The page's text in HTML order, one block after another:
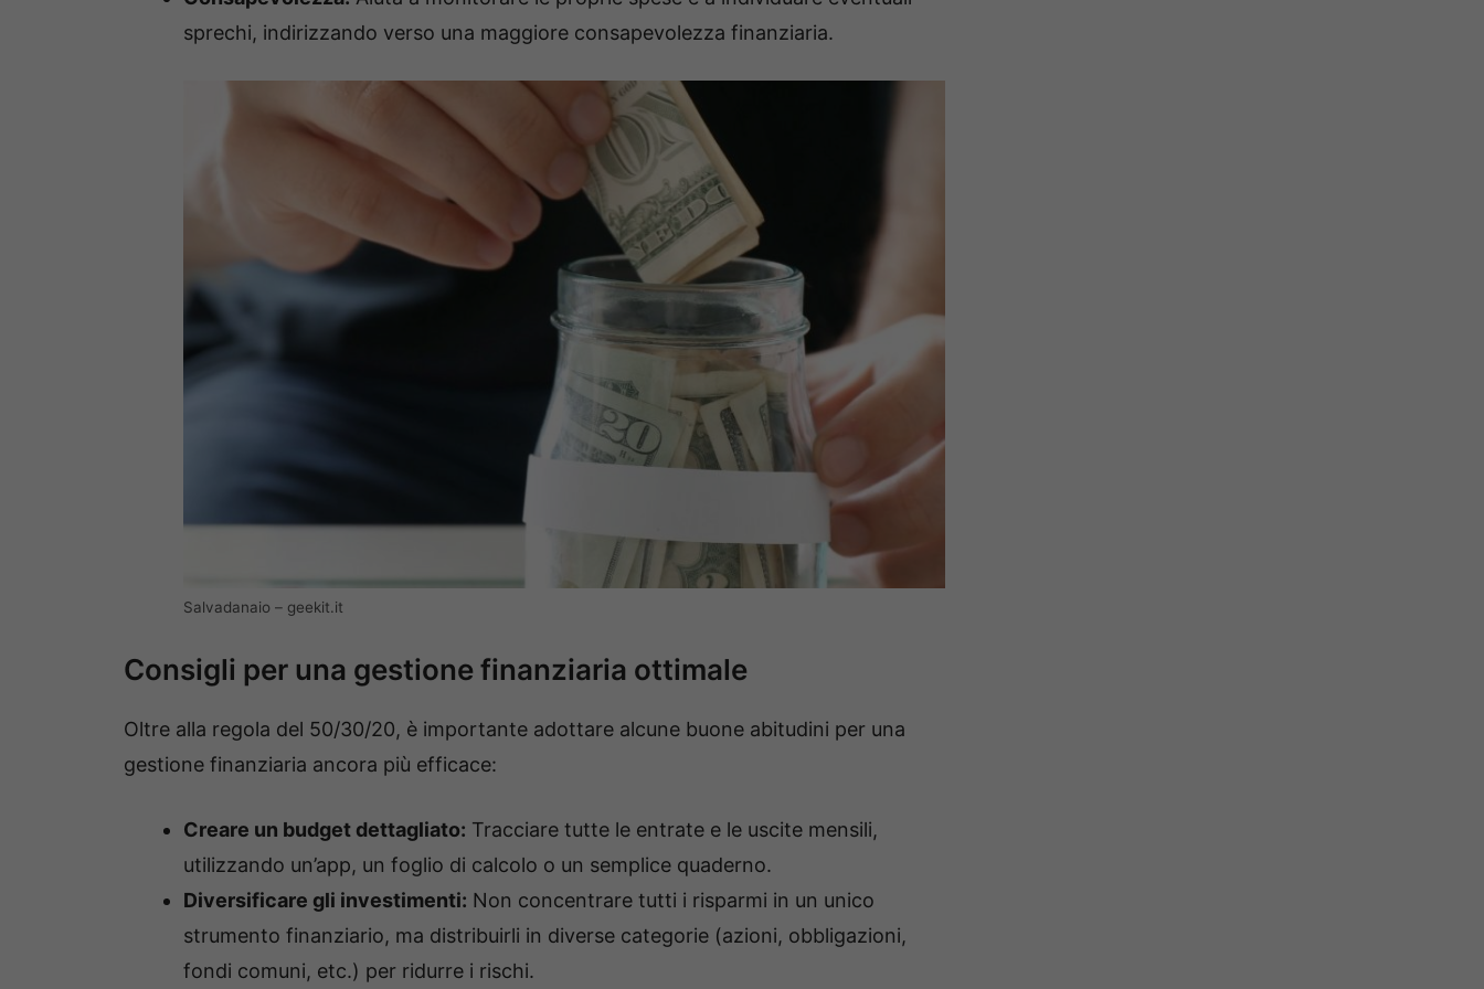
sprechi, indirizzando verso una maggiore consapevolezza finanziaria.
Salvadanaio – geekit.it
Consigli per una gestione finanziaria ottimale
Oltre alla regola del 50/30/20, è importante adottare alcune buone abitudini per una
gestione finanziaria ancora più efficace:
Creare un budget dettagliato: Tracciare tutte le entrate e le uscite mensili,
utilizzando un’app, un foglio di calcolo o un semplice quaderno.
Diversificare gli investimenti: Non concentrare tutti i risparmi in un unico
strumento finanziario, ma distribuirli in diverse categorie (azioni, obbligazioni,
fondi comuni, etc.) per ridurre i rischi.